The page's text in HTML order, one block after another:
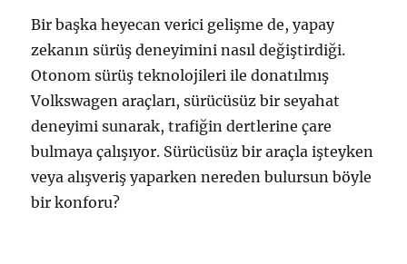
Bir başka heyecan verici gelişme de, yapay
zekanın sürüş deneyimini nasıl değiştirdiği.
Otonom sürüş teknolojileri ile donatılmış
Volkswagen araçları, sürücüsüz bir seyahat
deneyimi sunarak, trafiğin dertlerine çare
bulmaya çalışıyor. Sürücüsüz bir araçla işteyken
veya alışveriş yaparken nereden bulursun böyle
bir konforu?